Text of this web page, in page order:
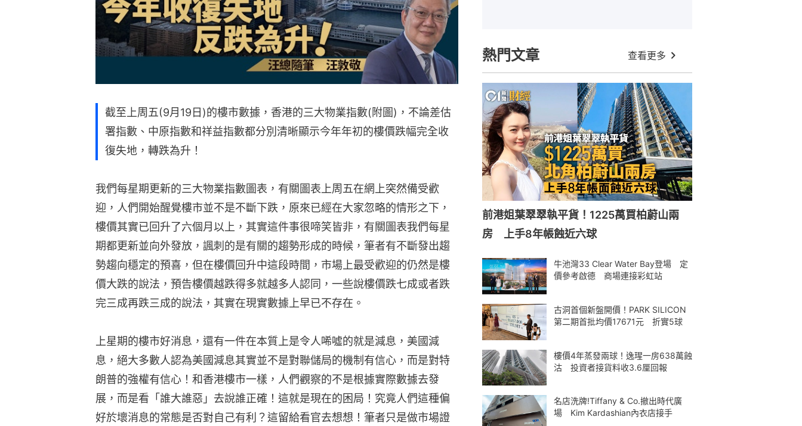
截至上周五(9月19日)的樓市數據，香港的三大物業指數(附圖)，不論差估
署指數、中原指數和祥益指數都分別清晰顯示今年年初的樓價跌幅完全收
復失地，轉跌為升！
我們每星期更新的三大物業指數圖表，有關圖表上周五在網上突然備受歡
迎，人們開始醒覺樓市並不是不斷下跌，原來已經在大家忽略的情形之下，
樓價其實已回升了六個月以上，其實這件事很啼笑皆非，有關圖表我們每星
期都更新並向外發放，諷刺的是有關的趨勢形成的時候，筆者有不斷發出趨
勢趨向穩定的預喜，但在樓價回升中這段時間，市場上最受歡迎的仍然是樓
價大跌的說法，預告樓價越跌得多就越多人認同，一些說樓價跌七成或者跌
完三成再跌三成的說法，其實在現實數據上早已不存在。
上星期的樓市好消息，還有一件在本質上是令人唏噓的就是減息，美國減
息，絕大多數人認為美國減息其實並不是對聯儲局的機制有信心，而是對特
朗普的強權有信心！和香港樓市一樣，人們觀察的不是根據實際數據去發
展，而是看「誰大誰惡」去說誰正確！這就是現在的困局！究竟人們這種偏
好於壞消息的常態是否對自己有利？這留給看官去想想！筆者只是做市場證
熱門文章 查看更多
前港姐葉翠翠執平貨！1225萬買柏蔚山兩
房 上手8年帳蝕近六球
牛池灣33 Clear Water Bay登場 定
價參考啟德 商場連接彩虹站
古洞首個新盤開價！PARK SILICON
第二期首批均價17671元 折實5球
樓價4年蒸發兩球！逸瑆一房638萬蝕
沽 投資者接貨料收3.6厘回報
名店洗牌!Tiffany & Co.撤出時代廣
場 Kim Kardashian內衣店接手